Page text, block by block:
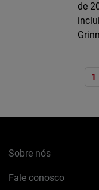
de
1
Sobre nós
Fale conosco